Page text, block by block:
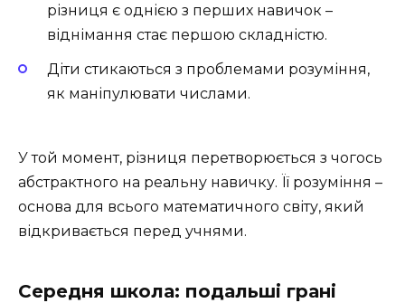
різниця є однією з перших навичок –
віднімання стає першою складністю.
Діти стикаються з проблемами розуміння,
як маніпулювати числами.
У той момент, різниця перетворюється з чогось
абстрактного на реальну навичку. Її розуміння –
основа для всього математичного світу, який
відкривається перед учнями.
Середня школа: подальші грані